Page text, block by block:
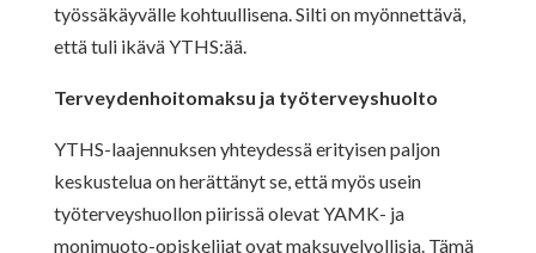
työssäkäyvälle kohtuullisena. Silti on myönnettävä,
että tuli ikävä YTHS:ää.
Terveydenhoitomaksu ja työterveyshuolto
YTHS-laajennuksen yhteydessä erityisen paljon
keskustelua on herättänyt se, että myös usein
työterveyshuollon piirissä olevat YAMK- ja
monimuoto-opiskelijat ovat maksuvelvollisia. Tämä